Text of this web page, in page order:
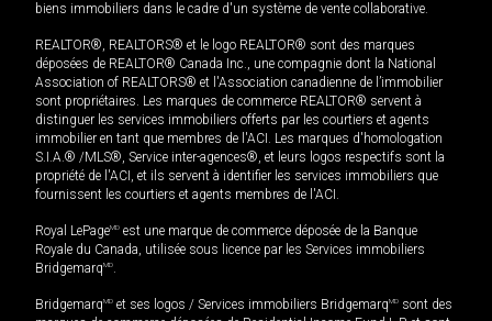
biens immobiliers dans le cadre d'un système de vente collaborative.
REALTOR®, REALTORS® et le logo REALTOR® sont des marques
déposées de REALTOR® Canada Inc., une compagnie dont la National
Association of REALTORS® et l'Association canadienne de l’immobilier
sont propriétaires. Les marques de commerce REALTOR® servent à
distinguer les services immobiliers offerts par les courtiers et agents
immobilier en tant que membres de l'ACI. Les marques d'homologation
S.I.A.® /MLS®, Service inter-agences®, et leurs logos respectifs sont la
propriété de l'ACI, et ils servent à identifier les services immobiliers que
fournissent les courtiers et agents membres de l'ACI.
Royal LePageMD est une marque de commerce déposée de la Banque
Royale du Canada, utilisée sous licence par les Services immobiliers
BridgemarqMD.
BridgemarqMD et ses logos / Services immobiliers BridgemarqMD sont des